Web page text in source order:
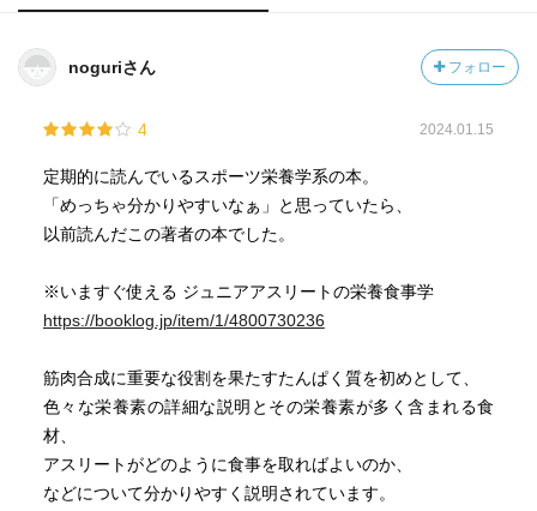
noguriさん フォロー
4 2024.01.15
定期的に読んでいるスポーツ栄養学系の本。
「めっちゃ分かりやすいなぁ」と思っていたら、
以前読んだこの著者の本でした。
※いますぐ使える ジュニアアスリートの栄養食事学
https://booklog.jp/item/1/4800730236
筋肉合成に重要な役割を果たすたんぱく質を初めとして、
色々な栄養素の詳細な説明とその栄養素が多く含まれる食
材、
アスリートがどのように食事を取ればよいのか、
などについて分かりやすく説明されています。